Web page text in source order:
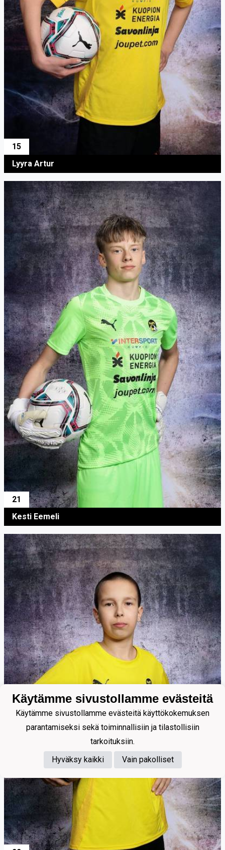
15
Lyyra Artur
21
Kesti Eemeli
Käytämme sivustollamme evästeitä
Käytämme sivustollamme evästeitä käyttökokemuksen
parantamiseksi sekä toiminnallisiin ja tilastollisiin
tarkoituksiin.
Hyväksy kaikki
Vain pakolliset